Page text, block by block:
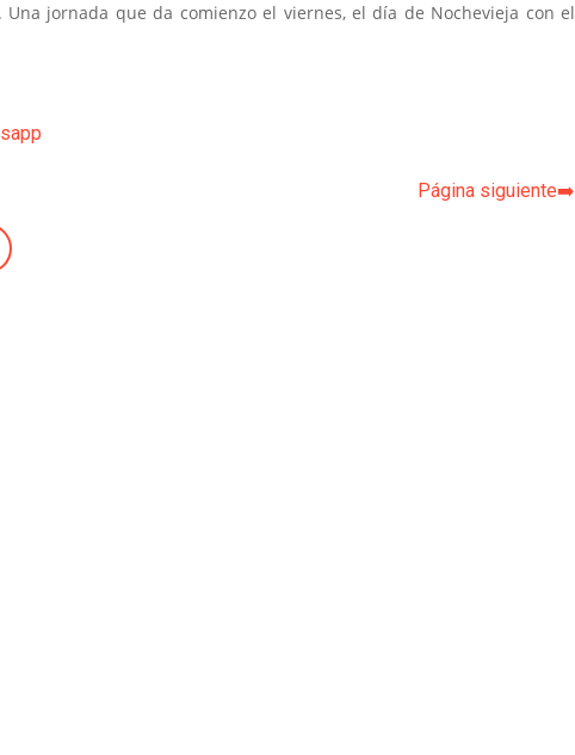
Una jornada que da comienzo el viernes, el día de Nochevieja con el
Página siguiente➡️